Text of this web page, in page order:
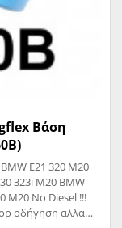
Βάση
323i M20 BMW
M20 No Diesel !!!
οδήγηση αλλα